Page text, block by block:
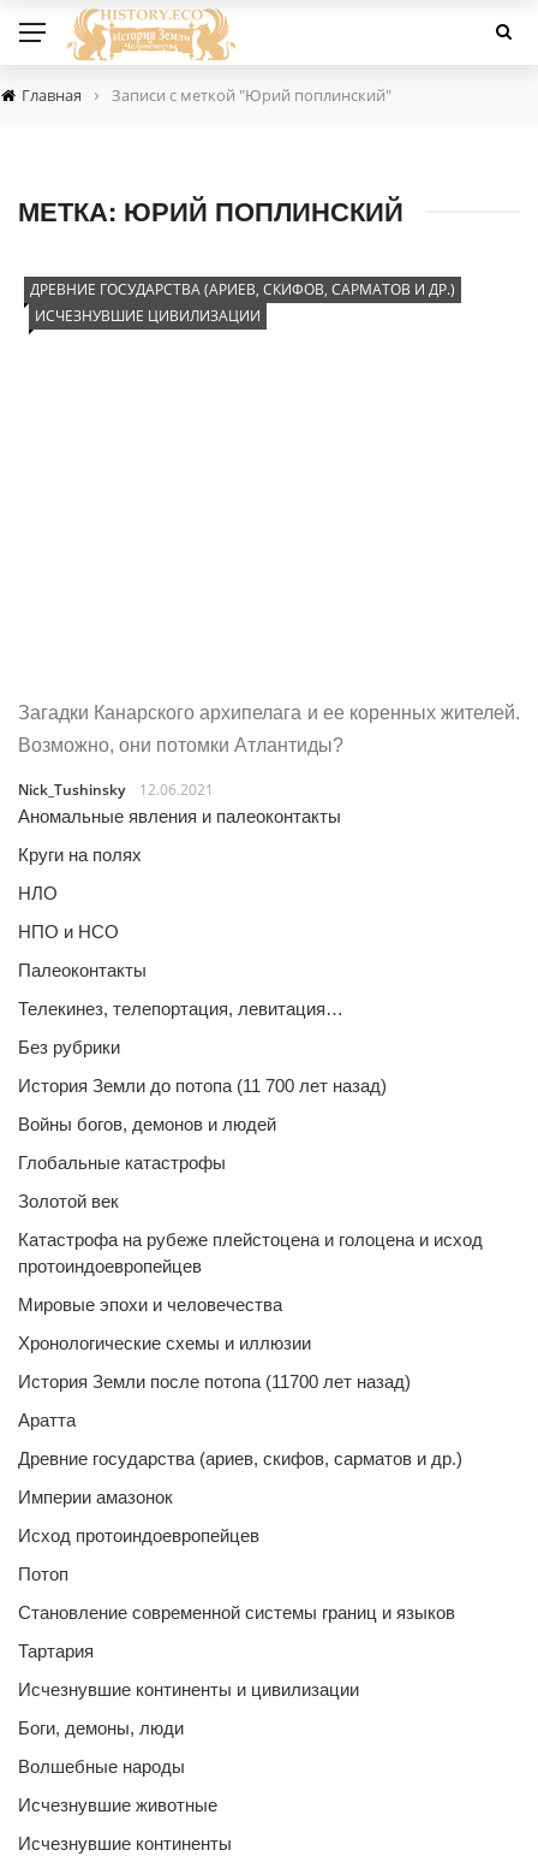
Главная › Записи с меткой "Юрий поплинский"
МЕТКА: ЮРИЙ ПОПЛИНСКИЙ
ДРЕВНИЕ ГОСУДАРСТВА (АРИЕВ, СКИФОВ, САРМАТОВ И ДР.)
ИСЧЕЗНУВШИЕ ЦИВИЛИЗАЦИИ
Загадки Канарского архипелага и ее коренных жителей.
Возможно, они потомки Атлантиды?
Nick_Tushinsky
12.06.2021
Аномальные явления и палеоконтакты
Круги на полях
НЛО
НПО и НСО
Палеоконтакты
Телекинез, телепортация, левитация…
Без рубрики
История Земли до потопа (11 700 лет назад)
Войны богов, демонов и людей
Глобальные катастрофы
Золотой век
Катастрофа на рубеже плейстоцена и голоцена и исход
протоиндоевропейцев
Мировые эпохи и человечества
Хронологические схемы и иллюзии
История Земли после потопа (11700 лет назад)
Аратта
Древние государства (ариев, скифов, сарматов и др.)
Империи амазонок
Исход протоиндоевропейцев
Потоп
Становление современной системы границ и языков
Тартария
Исчезнувшие континенты и цивилизации
Боги, демоны, люди
Волшебные народы
Исчезнувшие животные
Исчезнувшие континенты